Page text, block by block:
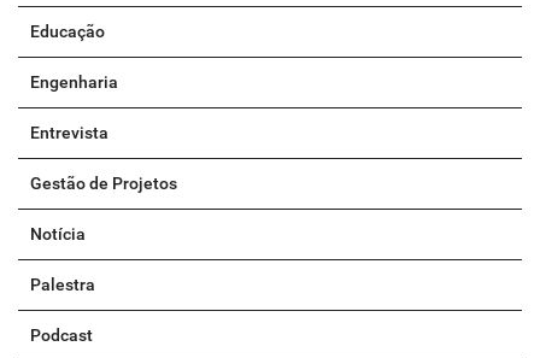
Educação
Engenharia
Entrevista
Gestão de Projetos
Notícia
Palestra
Podcast